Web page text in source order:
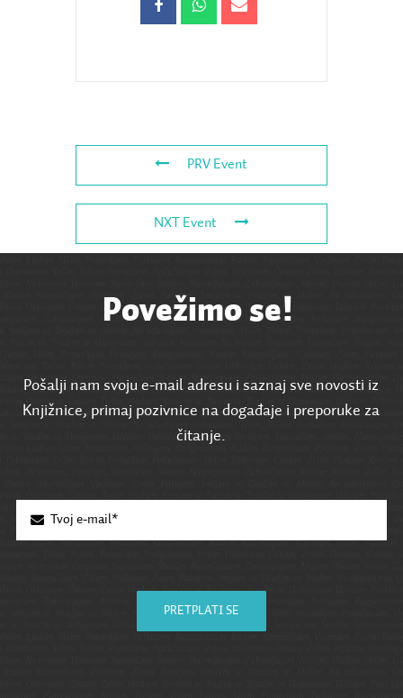
PRV Event
NXT Event
Povežimo se!
Pošalji nam svoju e-mail adresu i saznaj sve novosti iz
Knjižnice, primaj pozivnice na događaje i preporuke za
čitanje.
PRETPLATI SE